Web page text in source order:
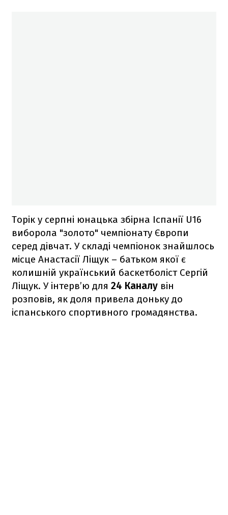
Торік у серпні юнацька збірна Іспанії U16
виборола "золото" чемпіонату Європи
серед дівчат. У складі чемпіонок знайшлось
місце Анастасії Ліщук – батьком якої є
колишній український баскетболіст Сергій
Ліщук. У інтерв’ю для 24 Каналу він
розповів, як доля привела доньку до
іспанського спортивного громадянства.